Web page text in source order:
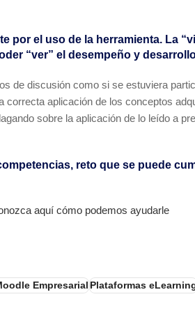
por el uso de la herramienta. La
“ver” el desempeño y
de discusión como si se estuviera
aplicación de los conceptos
sobre la aplicación de lo leído a
reto que se puede
aquí cómo podemos ayudarle
Empresarial Plataformas